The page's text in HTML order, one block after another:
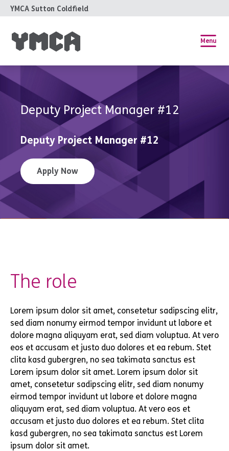
YMCA Sutton Coldfield
Menu
Deputy Project Manager #12
Deputy Project Manager #12
Apply Now
The role
Lorem ipsum dolor sit amet, consetetur sadipscing elitr,
sed diam nonumy eirmod tempor invidunt ut labore et
dolore magna aliquyam erat, sed diam voluptua. At vero
eos et accusam et justo duo dolores et ea rebum. Stet
clita kasd gubergren, no sea takimata sanctus est
Lorem ipsum dolor sit amet. Lorem ipsum dolor sit
amet, consetetur sadipscing elitr, sed diam nonumy
eirmod tempor invidunt ut labore et dolore magna
aliquyam erat, sed diam voluptua. At vero eos et
accusam et justo duo dolores et ea rebum. Stet clita
kasd gubergren, no sea takimata sanctus est Lorem
ipsum dolor sit amet.